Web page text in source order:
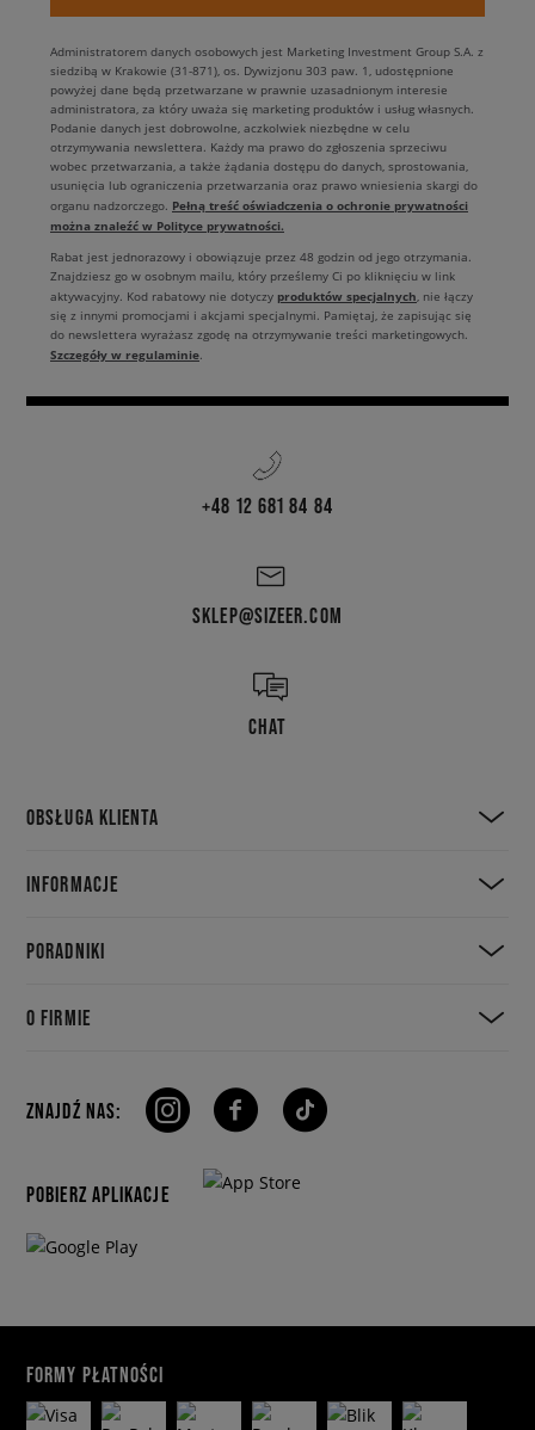
Administratorem danych osobowych jest Marketing Investment Group S.A. z
siedzibą w Krakowie (31-871), os. Dywizjonu 303 paw. 1, udostępnione
powyżej dane będą przetwarzane w prawnie uzasadnionym interesie
administratora, za który uważa się marketing produktów i usług własnych.
Podanie danych jest dobrowolne, aczkolwiek niezbędne w celu
otrzymywania newslettera. Każdy ma prawo do zgłoszenia sprzeciwu
wobec przetwarzania, a także żądania dostępu do danych, sprostowania,
usunięcia lub ograniczenia przetwarzania oraz prawo wniesienia skargi do
organu nadzorczego. Pełną treść oświadczenia o ochronie prywatności
można znaleźć w Polityce prywatności.
Rabat jest jednorazowy i obowiązuje przez 48 godzin od jego otrzymania.
Znajdziesz go w osobnym mailu, który prześlemy Ci po kliknięciu w link
aktywacyjny. Kod rabatowy nie dotyczy produktów specjalnych, nie łączy
się z innymi promocjami i akcjami specjalnymi. Pamiętaj, że zapisując się
do newslettera wyrażasz zgodę na otrzymywanie treści marketingowych.
Szczegóły w regulaminie.
+48 12 681 84 84
SKLEP@SIZEER.COM
CHAT
OBSŁUGA KLIENTA
INFORMACJE
PORADNIKI
O FIRMIE
ZNAJDŹ NAS:
POBIERZ APLIKACJE
FORMY PŁATNOŚCI